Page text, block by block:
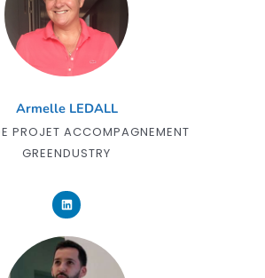
Armelle LEDALL
PROJET ACCOMPAGNEMENT
GREENDUSTRY
L
i
n
k
e
d
i
n